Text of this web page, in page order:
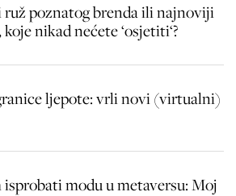
poznatog brenda ili najnoviji
nikad nećete ‘osjetiti‘?
ljepote: vrli novi (virtualni)
modu u metaversu: Moj